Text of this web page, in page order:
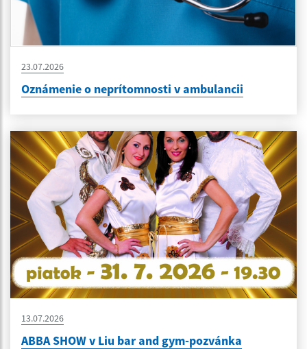
23.07.2026
Oznámenie o neprítomnosti v ambulancii
13.07.2026
ABBA SHOW v Liu bar and gym-pozvánka